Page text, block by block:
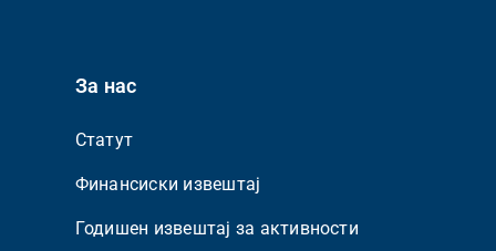
За нас
Статут
Финансиски извештај
Годишен извештај за активности